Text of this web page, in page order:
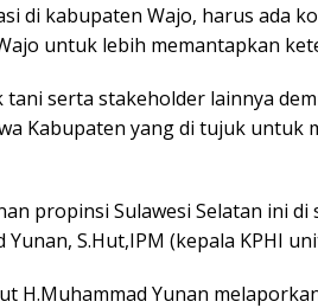
di kabupaten Wajo, harus ada
untuk lebih memantapkan
serta stakeholder lainnya
Kabupaten yang di tujuk untuk
propinsi Sulawesi Selatan ini
S.Hut,IPM (kepala KPHI
H.Muhammad Yunan